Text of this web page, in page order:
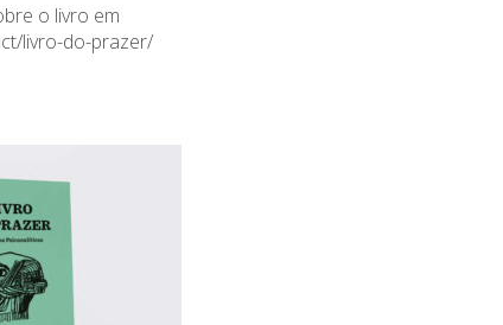
o livro em
livro-do-prazer/